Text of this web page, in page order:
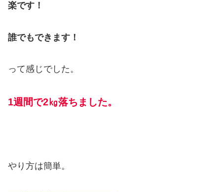
楽です！
誰でもできます！
って感じでした。
1週間で2㎏落ちました。
やり方は簡単。